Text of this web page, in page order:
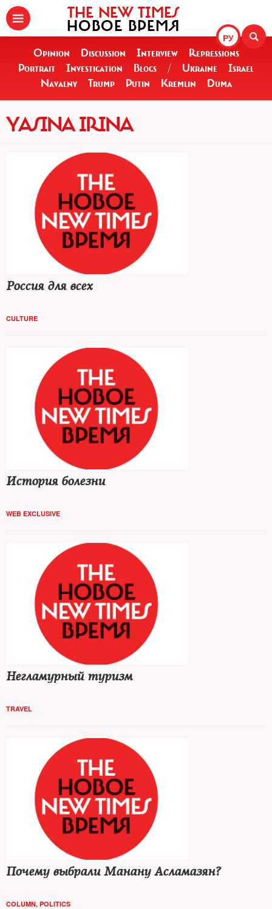
РУ
THE NEW TIMES
НОВОЕ ВРЕМЯ
Opinion Discussion Interview
Repressions
Portrait
Investigation Blogs / Ukraine
Israel
Navalny
Trump Putin Kremlin Duma
YASINA IRINA
Россия для всех
CULTURE
История болезни
WEB EXCLUSIVE
Негламурный туризм
TRAVEL
Почему выбрали Манану Асламазян?
COLUMN, POLITICS